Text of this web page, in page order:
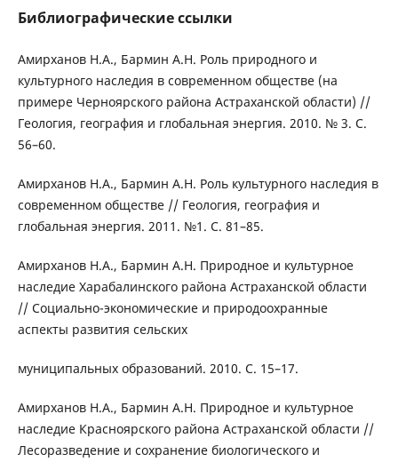
Библиографические ссылки
Амирханов Н.А., Бармин А.Н. Роль природного и
культурного наследия в современном обществе (на
примере Черноярского района Астраханской области) //
Геология, география и глобальная энергия. 2010. № 3. С.
56–60.
Амирханов Н.А., Бармин А.Н. Роль культурного наследия в
современном обществе // Геология, география и
глобальная энергия. 2011. №1. С. 81–85.
Амирханов Н.А., Бармин А.Н. Природное и культурное
наследие Харабалинского района Астраханской области
// Социально-экономические и природоохранные
аспекты развития сельских
муниципальных образований. 2010. С. 15–17.
Амирханов Н.А., Бармин А.Н. Природное и культурное
наследие Красноярского района Астраханской области //
Лесоразведение и сохранение биологического и